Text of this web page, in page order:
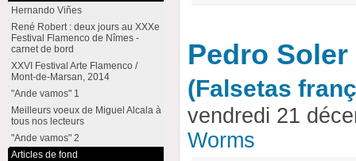
Pedro
(Falsetas
vendredi 21
Worms
Hernando Viñes
René Robert : deux jours au XXXe
Festival Flamenco de Nîmes -
carnet de bord
XXVI Festival Arte Flamenco /
Mont-de-Marsan, 2014
"Ande vamos" 1
Meilleurs voeux de Miguel Alcala à
tous nos lecteurs
"Ande vamos" 2
Articles de fond